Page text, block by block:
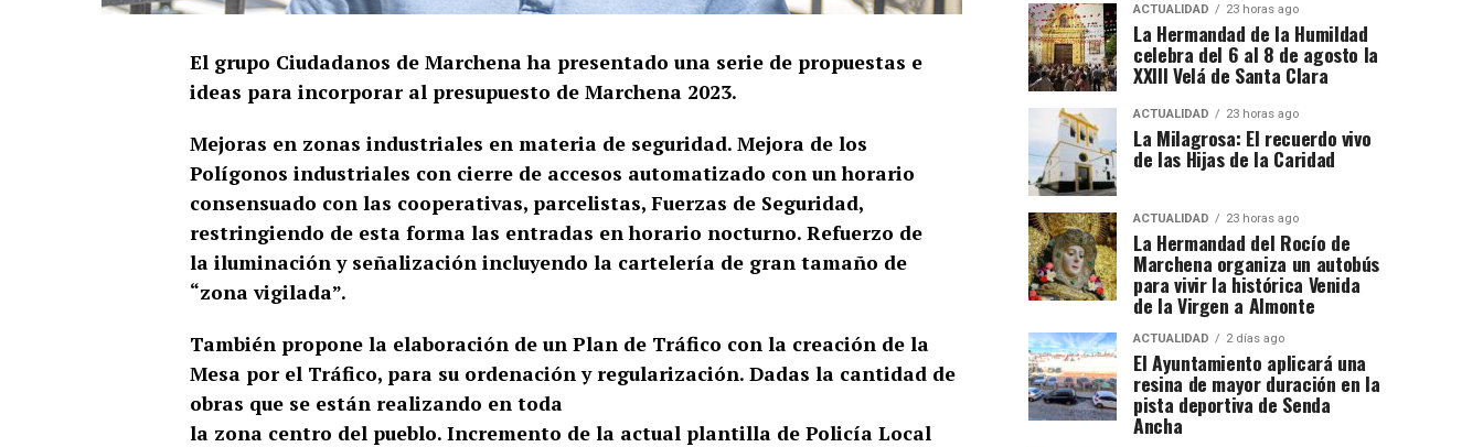
El grupo Ciudadanos de Marchena ha presentado una serie de propuestas e
ideas para incorporar al presupuesto de Marchena 2023.
Mejoras en zonas industriales en materia de seguridad. Mejora de los
Polígonos industriales con cierre de accesos automatizado con un horario
consensuado con las cooperativas, parcelistas, Fuerzas de Seguridad,
restringiendo de esta forma las entradas en horario nocturno. Refuerzo de
la iluminación y señalización incluyendo la cartelería de gran tamaño de
“zona vigilada”.
También propone la elaboración de un Plan de Tráfico con la creación de la
Mesa por el Tráfico, para su ordenación y regularización. Dadas la cantidad de
obras que se están realizando en toda
la zona centro del pueblo. Incremento de la actual plantilla de Policía Local
ACTUALIDAD 23 horas ago
La Hermandad de la Humildad
celebra del 6 al 8 de agosto la
XXIII Velá de Santa Clara
ACTUALIDAD 23 horas ago
La Milagrosa: El recuerdo vivo
de las Hijas de la Caridad
ACTUALIDAD 23 horas ago
La Hermandad del Rocío de
Marchena organiza un autobús
para vivir la histórica Venida
de la Virgen a Almonte
ACTUALIDAD 2 días ago
El Ayuntamiento aplicará una
resina de mayor duración en la
pista deportiva de Senda
Ancha